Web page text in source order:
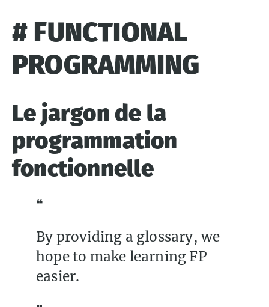
# FUNCTIONAL
PROGRAMMING
Le jargon de la
programmation
fonctionnelle
By providing a glossary, we
hope to make learning FP
easier.